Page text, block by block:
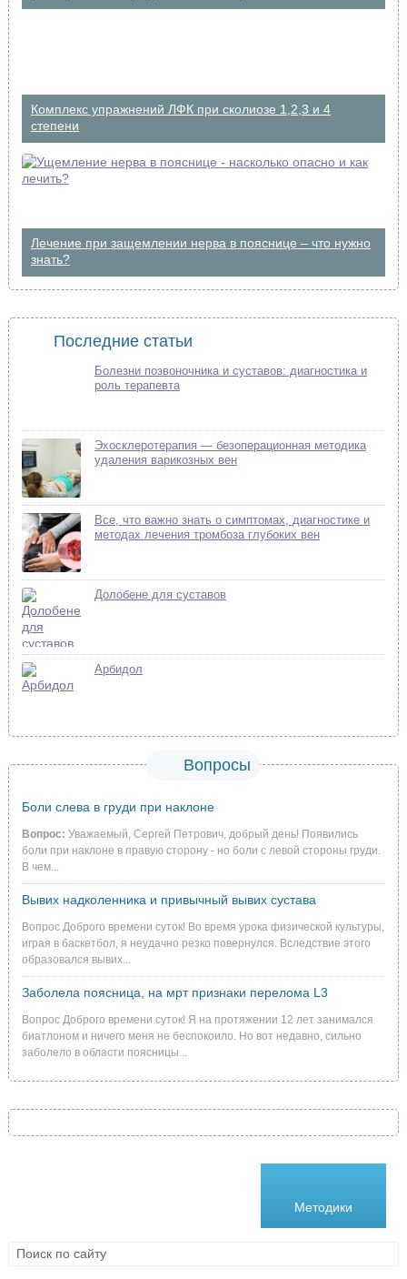
Комплекс упражнений ЛФК при сколиозе 1,2,3 и 4
степени
Лечение при защемлении нерва в пояснице – что нужно
знать?
Последние статьи
Болезни позвоночника и суставов: диагностика и
роль терапевта
Эхосклеротерапия — безоперационная методика
удаления варикозных вен
Все, что важно знать о симптомах, диагностике и
методах лечения тромбоза глубоких вен
Долобене для суставов
Арбидол
Вопросы
Боли слева в груди при наклоне
Вопрос: Уважаемый, Сергей Петрович, добрый день! Появились
боли при наклоне в правую сторону - но боли с левой стороны груди.
В чем...
Вывих надколенника и привычный вывих сустава
Вопрос Доброго времени суток! Во время урока физической культуры,
играя в баскетбол, я неудачно резко повернулся. Вследствие этого
образовался вывих...
Заболела поясница, на мрт признаки перелома L3
Вопрос Доброго времени суток! Я на протяжении 12 лет занимался
биатлоном и ничего меня не беспокоило. Но вот недавно, сильно
заболело в области поясницы...
Методики